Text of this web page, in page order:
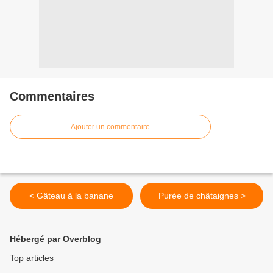
Commentaires
Ajouter un commentaire
< Gâteau à la banane Purée de châtaignes >
Hébergé par Overblog
Top articles